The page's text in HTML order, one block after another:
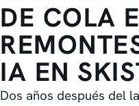
DE COLA
IA EN
Dos años después del